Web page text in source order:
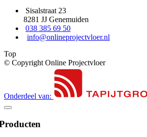
Sisalstraat 23
8281 JJ Genemuiden
038 385 69 50
info@onlineprojectvloer.nl
Top
© Copyright Online Projectvloer
Onderdeel van: